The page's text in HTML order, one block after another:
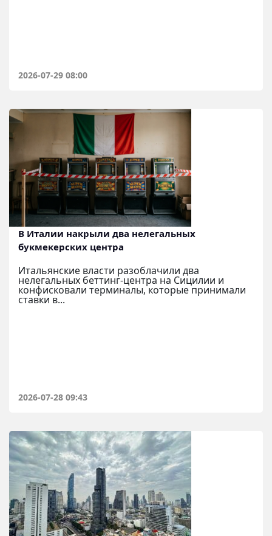
2026-07-29 08:00
В Италии накрыли два нелегальных
букмекерских центра
Итальянские власти разоблачили два
нелегальных беттинг-центра на Сицилии и
конфисковали терминалы, которые принимали
ставки в...
2026-07-28 09:43